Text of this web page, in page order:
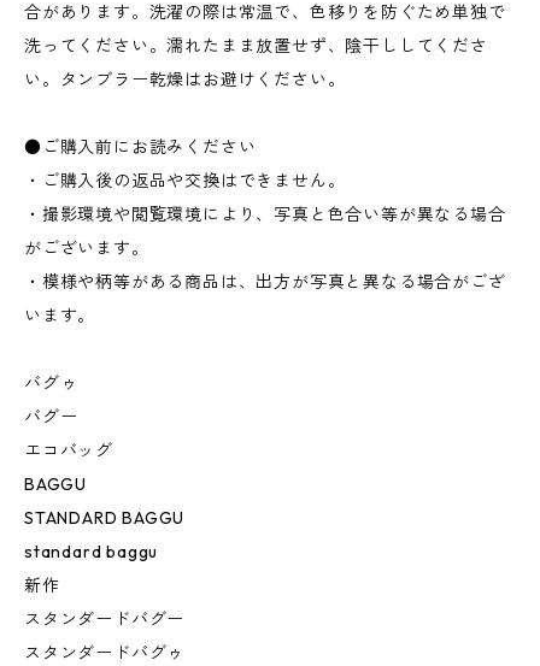
合があります。洗濯の際は常温で、色移りを防ぐため単独で
洗ってください。濡れたまま放置せず、陰干ししてくださ
い。タンブラー乾燥はお避けください。
●ご購入前にお読みください
・ご購入後の返品や交換はできません。
・撮影環境や閲覧環境により、写真と色合い等が異なる場合
がございます。
・模様や柄等がある商品は、出方が写真と異なる場合がござ
います。
バグゥ
バグー
エコバッグ
BAGGU
STANDARD BAGGU
standard baggu
新作
スタンダードバグー
スタンダードバグゥ